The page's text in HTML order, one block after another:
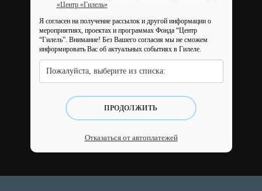
«Центр «Гилель»
Я согласен на получение рассылок и другой информации о
мероприятиях, проектах и программах Фонда “Центр
“Гилель”. Внимание! Без Вашего согласия мы не сможем
информировать Вас об актуальных событиях в Гилеле.
Пожалуйста, выберите из списка:
ПРОДОЛЖИТЬ
Отказаться от автоплатежей